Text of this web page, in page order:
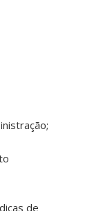
de